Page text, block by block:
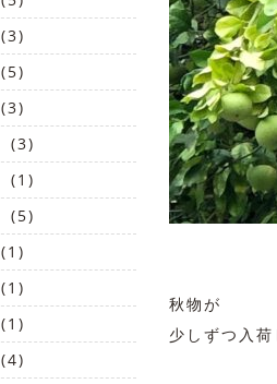
秋物が
少しずつ入荷
(3)
(5)
(3)
(3)
(1)
(5)
(1)
(1)
(1)
(4)